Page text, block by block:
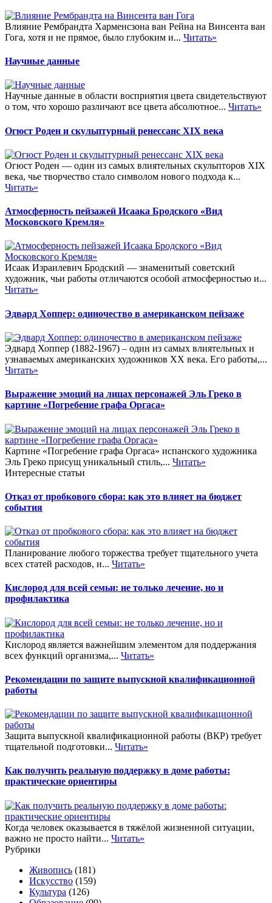
Влияние Рембрандта Харменсзона ван Рейна на Винсента ван
Гога, хотя и не прямое, было глубоким и... Читать»
Научные данные
Научные данные в области восприятия цвета свидетельствуют
о том, что хорошо различают все цвета абсолютное... Читать»
Огюст Роден и скульптурный ренессанс XIX века
Огюст Роден — один из самых влиятельных скульпторов XIX
века, чье творчество стало символом нового подхода к...
Читать»
Атмосферность пейзажей Исаака Бродского «Вид
Московского Кремля»
Исаак Израилевич Бродский — знаменитый советский
художник, чьи работы отличаются особой атмосферностью и...
Читать»
Эдвард Хоппер: одиночество в американском пейзаже
Эдвард Хоппер (1882-1967) – один из самых влиятельных и
узнаваемых американских художников XX века. Его работы,...
Читать»
Выражение эмоций на лицах персонажей Эль Греко в
картине «Погребение графа Оргаса»
Картине «Погребение графа Оргаса» испанского художника
Эль Греко присущ уникальный стиль,... Читать»
Интересные статьи
Отказ от пробкового сбора: как это влияет на бюджет
события
Планирование любого торжества требует тщательного учета
всех статей расходов, и... Читать»
Кислород для всей семьи: не только лечение, но и
профилактика
Кислород является важнейшим элементом для поддержания
всех функций организма,... Читать»
Рекомендации по защите выпускной квалификационной
работы
Защита выпускной квалификационной работы (ВКР) требует
тщательной подготовки... Читать»
Как получить реальную поддержку в доме работы:
практические ориентиры
Когда человек оказывается в тяжёлой жизненной ситуации,
важно не просто найти... Читать»
Рубрики
Живопись (181)
Искусство (159)
Культура (126)